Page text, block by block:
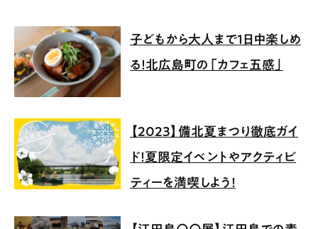
子どもから大人まで1日中楽しめ
る！北広島町の「カフェ五感」
【2023】備北夏まつり徹底ガイ
ド！夏限定イベントやアクティビ
ティーを満喫しよう！